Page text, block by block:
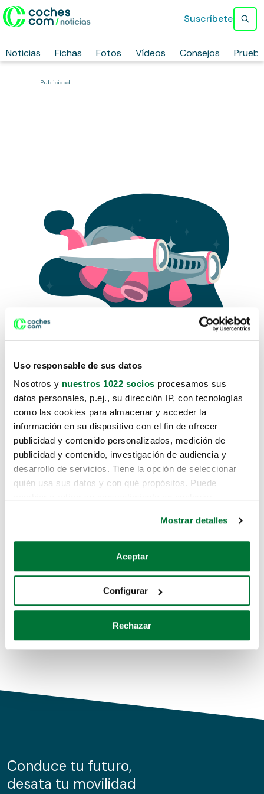
Uso responsable de sus datos
Nosotros y nuestros 1022 socios procesamos sus
datos personales, p.ej., su dirección IP, con tecnologías
como las cookies para almacenar y acceder la
información en su dispositivo con el fin de ofrecer
publicidad y contenido personalizados, medición de
publicidad y contenido, investigación de audiencia y
desarrollo de servicios. Tiene la opción de seleccionar
quién usa sus datos y con qué propósitos. Puede
Si lo permite, también quisiéramos:
Recopilar información sobre su ubicación geográfica
Identificar su dispositivo analizándolo activamente
para buscar características específicas (huellas
Obtenga más información sobre cómo se procesan sus
de cookies.
información sobre el uso que haga del sitio web con
nuestros partners de redes sociales, publicidad y análisis
Mostrar detalles
Aceptar
Configurar
Rechazar
Noticias Fichas Fotos Vídeos Consejos
Suscríbete
Publicidad
Lo sentimos, no sabemos como
te hemos traido hasta aquí.
Pero puedes encontrar el coche que estás
buscando en alguno de estos enlaces:
Coches de segunda mano
Coches de km0
Conduce tu futuro,
desata tu movilidad